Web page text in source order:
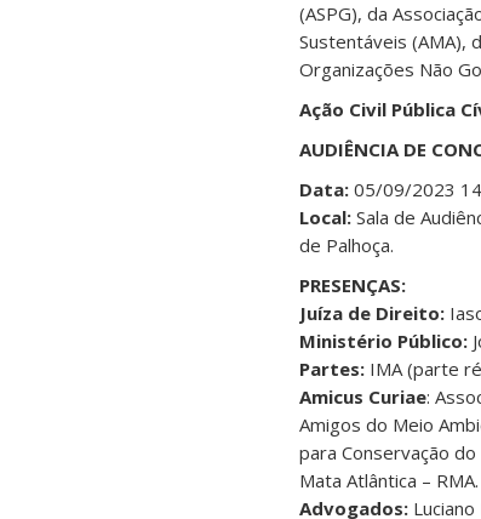
(ASPG), da
Sustentáveis (AMA),
Organizações Não
Ação Civil Pública
AUDIÊNCIA DE
Data: 05/09/2023
Local: Sala de
de Palhoça.
PRESENÇAS:
Juíza de Direito:
Ministério Público:
Partes: IMA (parte
Amicus Curiae:
Amigos do Meio
para Conservação
Mata Atlântica – RMA.
Advogados: